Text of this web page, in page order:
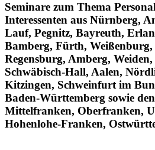
Seminare zum Thema
Interessenten aus Nürnberg,
Lauf, Pegnitz, Bayreuth,
Bamberg, Fürth,
Regensburg, Amberg,
Schwäbisch-Hall, Aalen,
Kitzingen, Schweinfurt im
Baden-Württemberg sowie
Mittelfranken, Oberfranken,
Hohenlohe-Franken,